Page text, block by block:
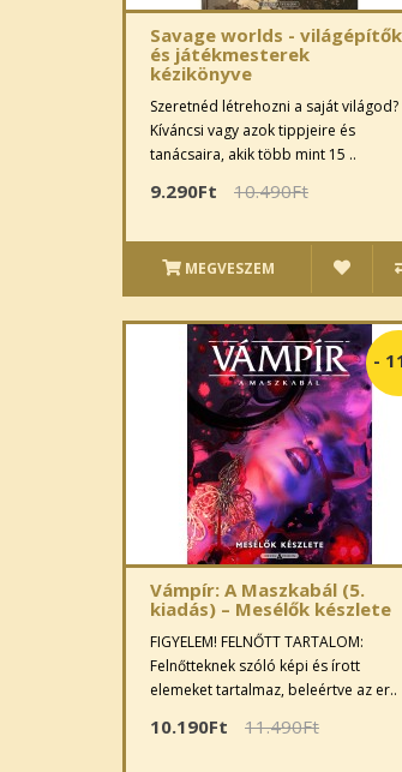
Savage worlds - világépítők
és játékmesterek
kézikönyve
Szeretnéd létrehozni a saját világod?
Kíváncsi vagy azok tippjeire és
tanácsaira, akik több mint 15 ..
9.290Ft 10.490Ft
MEGVESZEM
-
Vámpír: A Maszkabál (5.
kiadás) – Mesélők készlete
FIGYELEM! FELNŐTT TARTALOM:
Felnőtteknek szóló képi és írott
elemeket tartalmaz, beleértve az er..
10.190Ft 11.490Ft